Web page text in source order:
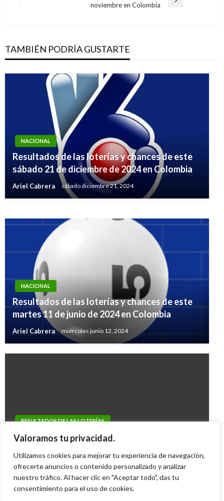
Valoramos tu privacidad.
Utilizamos cookies para mejorar tu experiencia de navegación,
ofrecerte anuncios o contenido personalizado y analizar
nuestro tráfico. Al hacer clic en "Aceptar todo", das tu
consentimiento para el uso de cookies.
noviembre en Colombia
TAMBIÉN PODRÍA GUSTARTE
NACIONAL
Resultados de las loterías y chances de este
sábado 21 de diciembre de 2024 en Colombia
Ariel Cabrera sábado diciembre 21, 2024
Resultados de las loterías y chances de este
lunes 15 de junio en Colombia
martes junio 16, 2020
NACIONAL
Resultados de las loterías y chances de este
martes 11 de junio de 2024 en Colombia
Ariel Cabrera miércoles junio 12, 2024
RESULTADOS DE LAS LOTERÍAS
Resultados de las loterías jueves 14 de enero
Iván Briceño viernes enero 15, 2010